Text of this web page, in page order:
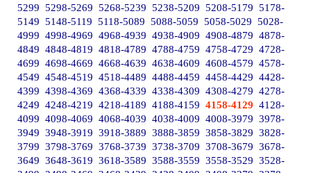
5299 5298-5269 5268-5239 5238-5209 5208-5179 5178-
5149 5148-5119 5118-5089 5088-5059 5058-5029 5028-
4999 4998-4969 4968-4939 4938-4909 4908-4879 4878-
4849 4848-4819 4818-4789 4788-4759 4758-4729 4728-
4699 4698-4669 4668-4639 4638-4609 4608-4579 4578-
4549 4548-4519 4518-4489 4488-4459 4458-4429 4428-
4399 4398-4369 4368-4339 4338-4309 4308-4279 4278-
4249 4248-4219 4218-4189 4188-4159 4158-4129 4128-
4099 4098-4069 4068-4039 4038-4009 4008-3979 3978-
3949 3948-3919 3918-3889 3888-3859 3858-3829 3828-
3799 3798-3769 3768-3739 3738-3709 3708-3679 3678-
3649 3648-3619 3618-3589 3588-3559 3558-3529 3528-